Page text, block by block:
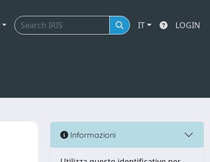
IT LOGIN
Informazioni